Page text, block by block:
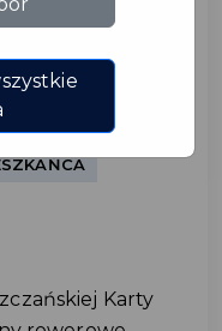
partner
Karty